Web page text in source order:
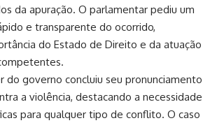
da apuração. O parlamentar pediu um
e transparente do ocorrido,
do Estado de Direito e da atuação
do governo concluiu seu pronunciamento
a violência, destacando a necessidade
para qualquer tipo de conflito. O caso